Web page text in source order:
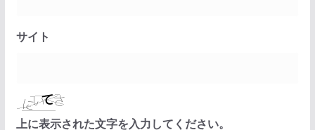
サイト
上に表示された文字を入力してください。